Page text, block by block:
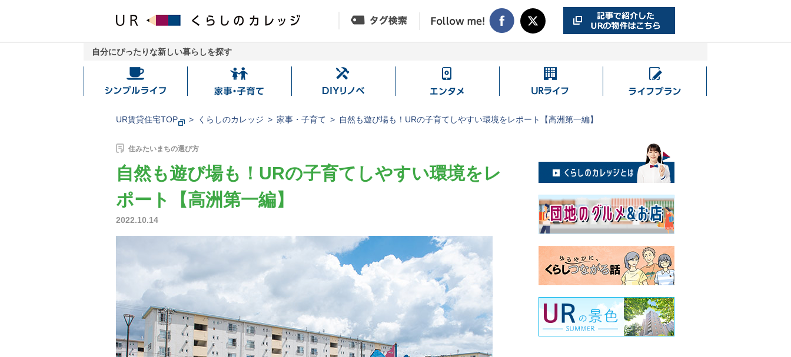
自分にぴったりな新しい暮らしを探す
シ
プ
フ
家
子
DIY
ノ
エ
タ
UR
イ
ラ
ラ
ン
UR賃貸住宅TOP くらしのカレッジ 家事・子育て 自然も遊び場も！URの子育てしやすい環境をレポート【高洲第一編】
住みたいまちの選び方
自然も遊び場も！URの子育てしやすい環境をレ
ポート【高洲第一編】
2022.10.14